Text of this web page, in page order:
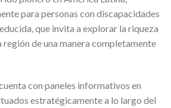
para personas con discapacidades
que invita a explorar la riqueza
de una manera completamente
con paneles informativos en
estratégicamente a lo largo del